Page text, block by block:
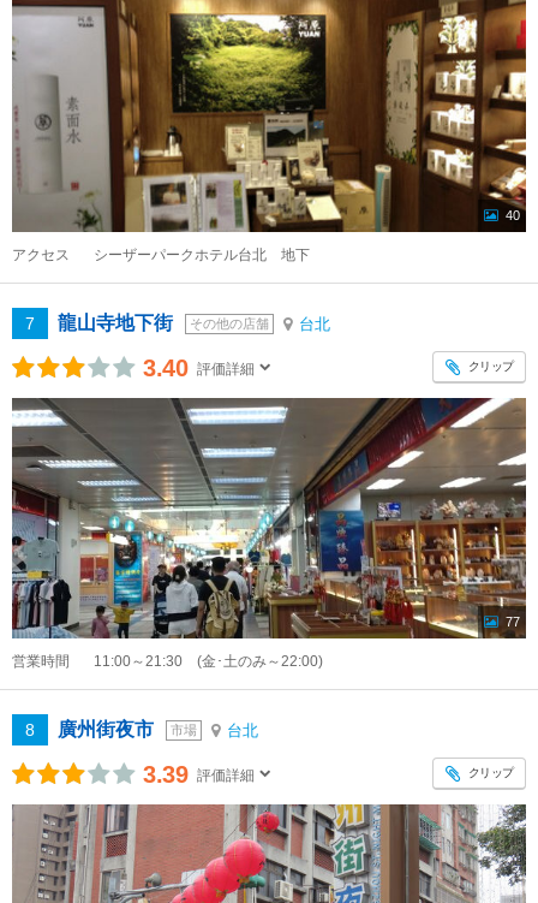
40
アクセス シーザーパークホテル台北 地下
7 龍山寺地下街 その他の店舗 台北
3.40 評価詳細 クリップ
77
営業時間 11:00～21:30 (金･土のみ～22:00)
8 廣州街夜市 市場 台北
3.39 評価詳細 クリップ